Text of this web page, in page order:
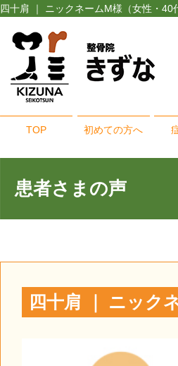
四十肩 ｜ ニックネームM様（女性・
TOP 初めての方へ
患者さまの声
四十肩 ｜ ニック